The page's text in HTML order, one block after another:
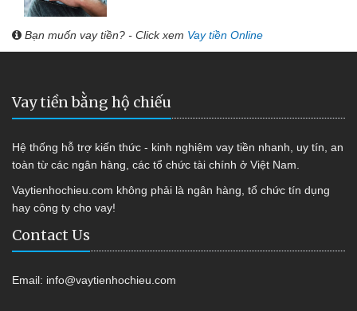
Bạn muốn vay tiền? - Click xem Vay tiền Online
Vay tiền bằng hộ chiếu
Hệ thống hỗ trợ kiến thức - kinh nghiệm vay tiền nhanh, uy tín, an
toàn từ các ngân hàng, các tổ chức tài chính ở Việt Nam.
Vaytienhochieu.com không phải là ngân hàng, tổ chức tín dụng
hay công ty cho vay!
Contact Us
Email: info@vaytienhochieu.com